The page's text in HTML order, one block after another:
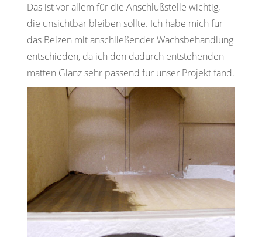
Das ist vor allem für die Anschlußstelle wichtig,
die unsichtbar bleiben sollte. Ich habe mich für
das Beizen mit anschließender Wachsbehandlung
entschieden, da ich den dadurch entstehenden
matten Glanz sehr passend für unser Projekt fand.